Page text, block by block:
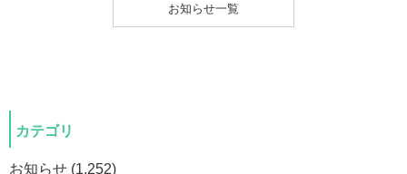
お知らせ一覧
カテゴリ
お知らせ (1,252)